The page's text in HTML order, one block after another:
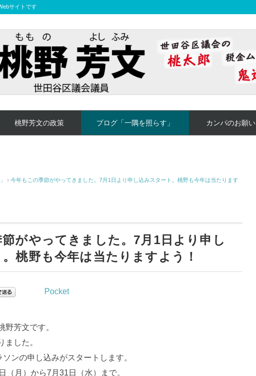
サイトです
桃野芳文の政策 ブログ「一隅を照らす」 カンパのお願い
› 今年もこの季節がやってきました。7月1日より申し込みスタート。桃野も今年は当たります
がやってきました。7月1日より申し
桃野も今年は当たりますよう！
Pocket
野芳文です。
ました。
ンの申し込みがスタートします。
（月）から7月31日（水）まで。